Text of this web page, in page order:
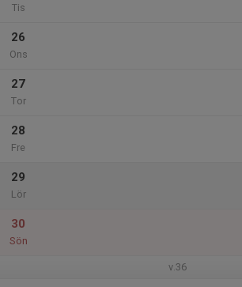
Tis
26
Ons
27
Tor
28
Fre
29
Lör
30
Sön
v.36